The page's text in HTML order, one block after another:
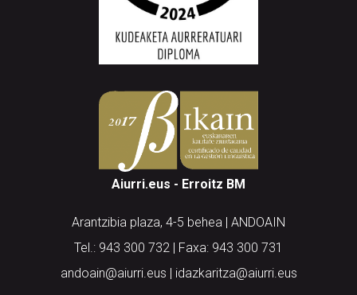
Aiurri.eus - Erroitz BM
Arantzibia plaza, 4-5 behea | ANDOAIN
Tel.: 943 300 732 | Faxa: 943 300 731
andoain@aiurri.eus | idazkaritza@aiurri.eus